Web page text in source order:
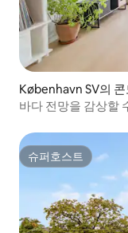
København SV의
바다 전망을 감상할
슈퍼호스트
슈퍼호스트